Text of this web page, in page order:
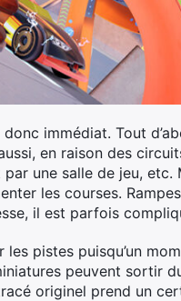
immédiat. Tout
en raison des
une salle de jeu,
les courses.
il est parfois
pistes puisqu’un
peuvent sortir
originel prend un